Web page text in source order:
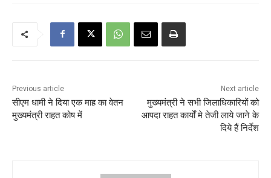
Previous article
सीएम धामी ने दिया एक माह का वेतन
मुख्यमंत्री राहत कोष में
Next article
मुख्यमंत्री ने सभी जिलाधिकारियों को
आपदा राहत कार्यों मे तेजी लाये जाने के
दिये हैं निर्देश